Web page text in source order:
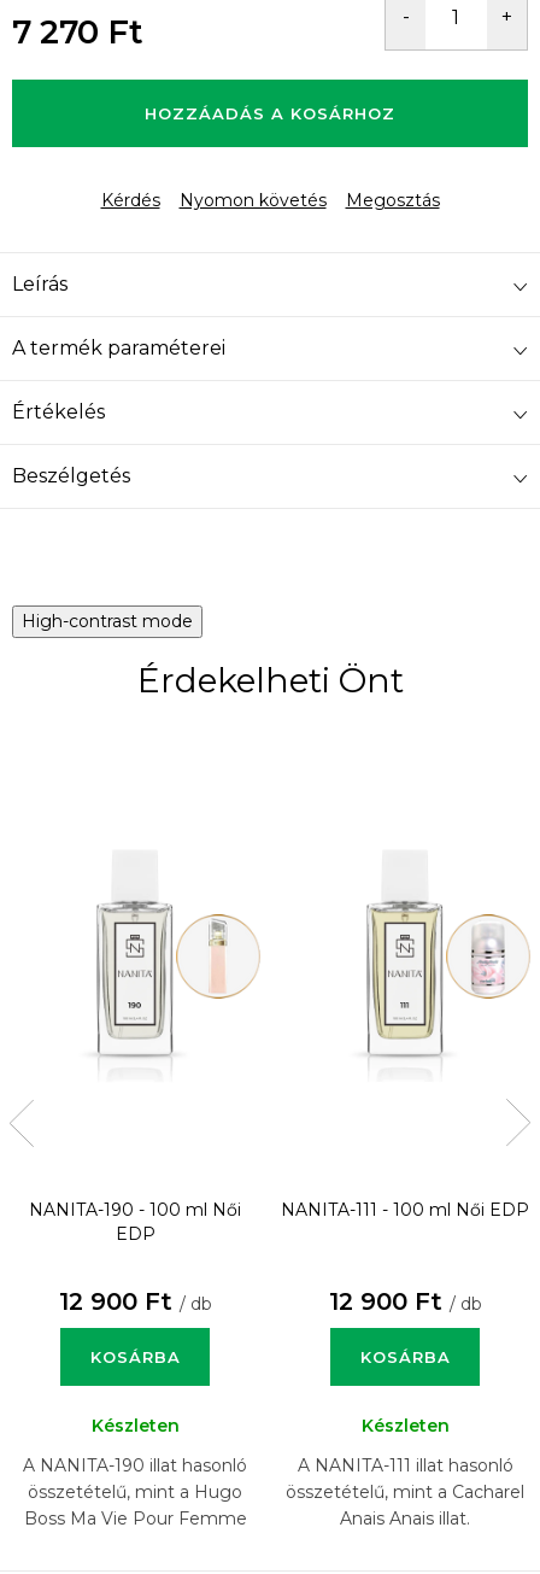
7 270 Ft
HOZZÁADÁS A KOSÁRHOZ
Kérdés Nyomon követés Megosztás
Leírás
A termék paraméterei
Értékelés
Beszélgetés
High-contrast mode
Érdekelheti Önt
NANITA-190 - 100 ml
Női
EDP
12 900 Ft / db
KOSÁRBA
Készleten
A NANITA-190 illat hasonló
összetételű, mint a Hugo
Boss Ma Vie Pour Femme
NANITA-111 - 100 ml Női EDP
12 900 Ft / db
KOSÁRBA
Készleten
A NANITA-111 illat hasonló
összetételű, mint a Cacharel
Anais Anais illat.